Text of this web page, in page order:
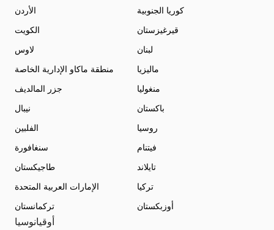
الأردن
كوريا الجنوبية
الكويت
قيرغيزستان
لاوس
لبنان
منطقة ماكاو الإدارية الخاصة
ماليزيا
جزر المالديف
منغوليا
نيبال
باكستان
الفلبين
روسيا
سنغافورة
فيتنام
طاجيكستان
تايلاند
الإمارات العربية المتحدة
تركيا
تركمانستان
أوزبكستان
أوقيانوسيا